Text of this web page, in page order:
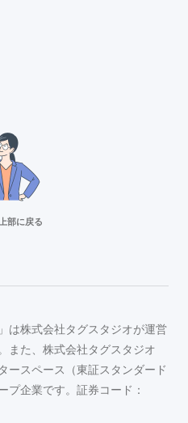
富！
ビス
部に戻る
は株式会社タグスタジオが運営
また、株式会社タグスタジオ
ースペース（東証スタンダード
プ企業です。証券コード：